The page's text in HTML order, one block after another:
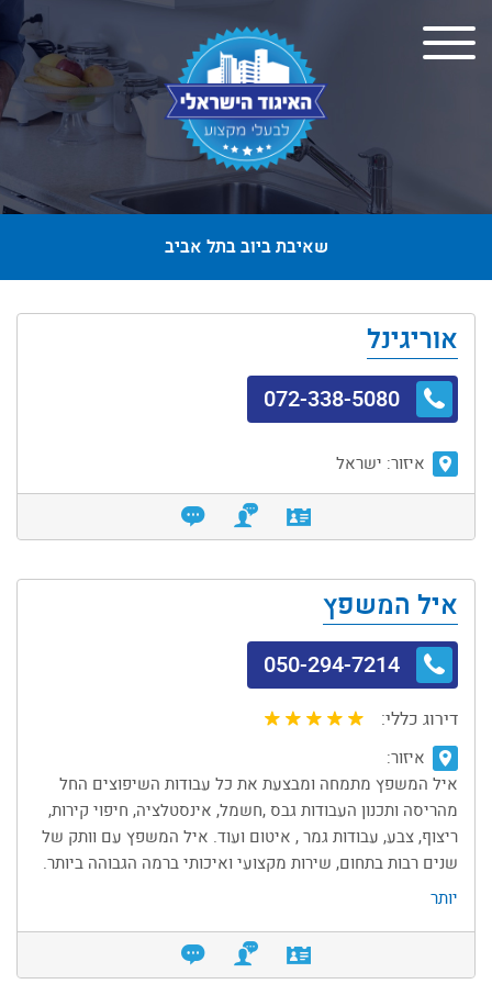
שאיבת ביוב בתל אביב
072-338-5080
אוריגינל
איזור: ישראל
050-294-7214
איל המשפץ
דירוג כללי:
איזור:
איל המשפץ מתמחה ומבצעת את כל עבודות השיפוצים החל
מהריסה ותכנון העבודות גבס ,חשמל, אינסטלציה, חיפוי קירות,
ריצוף, צבע, עבודות גמר , איטום ועוד. איל המשפץ עם וותק של
שנים רבות בתחום, שירות מקצועי ואיכותי ברמה הגבוהה ביותר.
יותר